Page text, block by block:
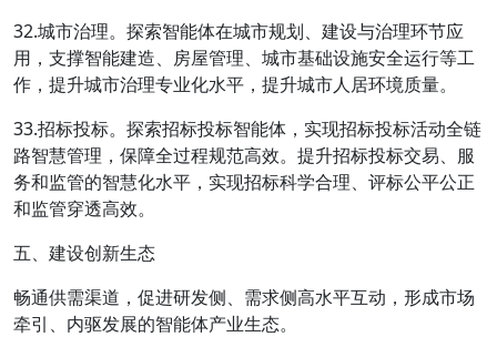
32.城市治理。探索智能体在城市规划、建设与治理环节应
用，支撑智能建造、房屋管理、城市基础设施安全运行等工
作，提升城市治理专业化水平，提升城市人居环境质量。
33.招标投标。探索招标投标智能体，实现招标投标活动全链
路智慧管理，保障全过程规范高效。提升招标投标交易、服
务和监管的智慧化水平，实现招标科学合理、评标公平公正
和监管穿透高效。
五、建设创新生态
畅通供需渠道，促进研发侧、需求侧高水平互动，形成市场
牵引、内驱发展的智能体产业生态。